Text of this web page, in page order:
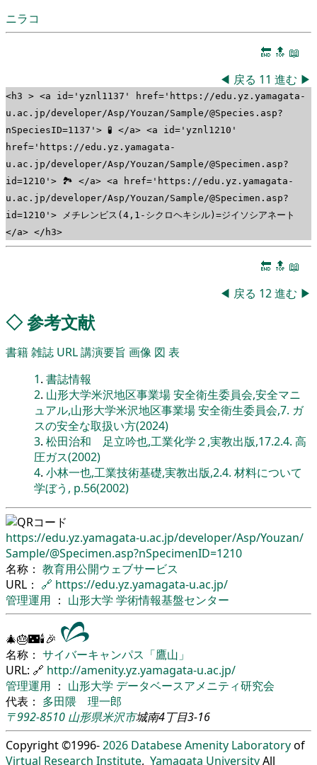
ニラコ
🔚 🔝 📖
◀ 戻る 11 進む ▶
<h3 > <a id='yznl1137' href='https://edu.yz.yamagata-
u.ac.jp/developer/Asp/Youzan/Sample/@Species.asp?
nSpeciesID=1137'> 🧪 </a> <a id='yznl1210'
href='https://edu.yz.yamagata-
u.ac.jp/developer/Asp/Youzan/Sample/@Specimen.asp?
id=1210'> 🏞 </a> <a href='https://edu.yz.yamagata-
u.ac.jp/developer/Asp/Youzan/Sample/@Specimen.asp?
id=1210'> メチレンビス(4,1-シクロヘキシル)=ジイソシアネート
</a> </h3>
🔚 🔝 📖
◀ 戻る 12進む ▶
◇参考文献
書籍雑誌 URL講演要旨 画像 図 表
1. 書誌情報
2. 山形大学米沢地区事業場 安全衛生委員会,安全マニ
ュアル,山形大学米沢地区事業場 安全衛生委員会,7. ガ
スの安全な取扱い方(2024)
3. 松田治和 足立吟也,工業化学２,実教出版,17.2.4. 高
圧ガス(2002)
4. 小林一也,工業技術基礎,実教出版,2.4. 材料について
学ぼう, p.56(2002)
https://edu.yz.yamagata-u.ac.jp/developer/Asp/Youzan/
Sample/@Specimen.asp?nSpecimenID=1210
名称： 教育用公開ウェブサービス
URL： 🔗 https://edu.yz.yamagata-u.ac.jp/
管理運用 ： 山形大学 学術情報基盤センター
🎄🎂🌃🕯🎉
名称： サイバーキャンパス「鷹山」
URL: 🔗 http://amenity.yz.yamagata-u.ac.jp/
管理運用 ： 山形大学 データベースアメニティ研究会
代表： 多田隈 理一郎
〒992-8510 山形県米沢市城南4丁目3-16
Copyright ©1996-2026 Databese Amenity Laboratoryof
Virtual Research Institute, Yamagata UniversityAll